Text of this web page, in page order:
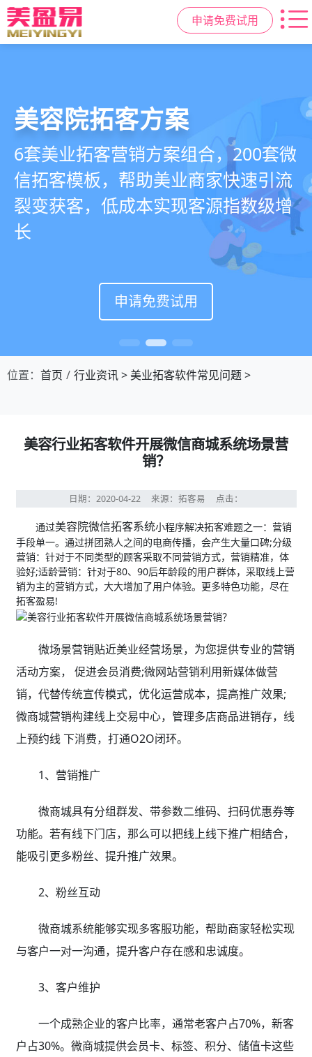
申请免费试用
美业拓客，就用 美盈易
美业全域引流获客+私域运营增长方
案，一站式解决美业门店拓、留、
锁、升难题
申请免费试用
美容院拓客方案
6套美业拓客营销方案组合，200套微
信拓客模板，帮助美业商家快速引流
裂变获客，低成本实现客源指数级增
长
申请免费试用
美业私域运营scrm
从拉新、转化、复购到裂变转介绍面
面俱到，赋能美容顾问销售，实现客
户、业绩
持续增长
申请免费试用
位置： 首页 行业资讯>美业拓客软件常见问题>
美容行业拓客软件开展微信商城系统场景营
销？
日期：2020-04-22 来源：拓客易 点击：
通过美容院微信拓客系统小程序解决拓客难题之一：营销
手段单一。通过拼团熟人之间的电商传播，会产生大量口碑;分级
营销：针对于不同类型的顾客采取不同营销方式，营销精准，体
验好;适龄营销：针对于80、90后年龄段的用户群体，采取线上营
销为主的营销方式，大大增加了用户体验。更多特色功能，尽在
拓客盈易!
微场景营销贴近美业经营场景，为您提供专业的营销
活动方案， 促进会员消费;微网站营销利用新媒体做营
销，代替传统宣传模式，优化运营成本，提高推广效果;
微商城营销构建线上交易中心，管理多店商品进销存，线
上预约线 下消费，打通O2O闭环。
1、营销推广
微商城具有分组群发、带参数二维码、扫码优惠券等
功能。若有线下门店，那么可以把线上线下推广相结合，
能吸引更多粉丝、提升推广效果。
2、粉丝互动
微商城系统能够实现多客服功能，帮助商家轻松实现
与客户一对一沟通，提升客户存在感和忠诚度。
3、客户维护
一个成熟企业的客户比率，通常老客户占70%，新客
户占30%。微商城提供会员卡、标签、积分、储值卡这些